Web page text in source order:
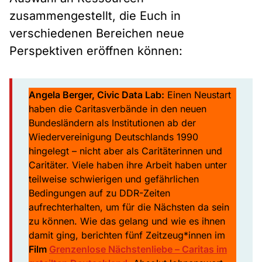
zusammengestellt, die Euch in
verschiedenen Bereichen neue
Perspektiven eröffnen können:
Angela Berger, Civic Data Lab: Einen Neustart
haben die Caritasverbände in den neuen
Bundesländern als Institutionen ab der
Wiedervereinigung Deutschlands 1990
hingelegt – nicht aber als Caritäterinnen und
Caritäter. Viele haben ihre Arbeit haben unter
teilweise schwierigen und gefährlichen
Bedingungen auf zu DDR-Zeiten
aufrechterhalten, um für die Nächsten da sein
zu können. Wie das gelang und wie es ihnen
damit ging, berichten fünf Zeitzeug*innen im
Film Grenzenlose Nächstenliebe – Caritas im